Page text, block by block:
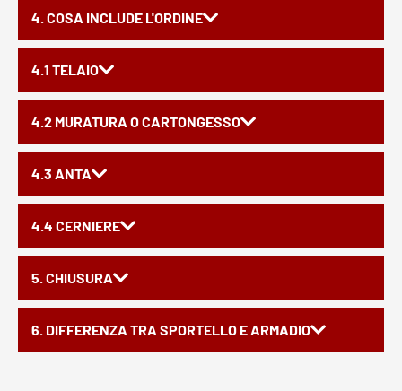
4. COSA INCLUDE L'ORDINE
4.1 TELAIO
4.2 MURATURA O CARTONGESSO
4.3 ANTA
4.4 CERNIERE
5. CHIUSURA
6. DIFFERENZA TRA SPORTELLO E ARMADIO